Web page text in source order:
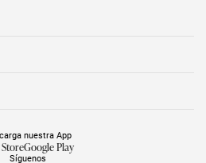
Síguenos
nuestra App
Google Play